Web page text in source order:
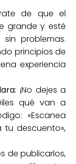
de que el
grande y esté
problemas.
principios de
experiencia
: ¡No dejes a
qué van a
«Escanea
tu descuento»,
de publicarlos,